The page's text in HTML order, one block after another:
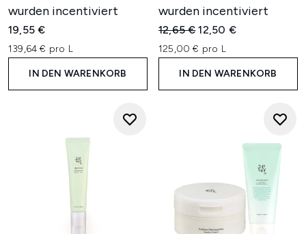
wurden incentiviert
19,55 €
139,64 € pro L
IN DEN WARENKORB
wurden incentiviert
Unverbindliche
12,65 €Aktueller Preis:
12,50 €
125,00 € pro L
IN DEN WARENKORB